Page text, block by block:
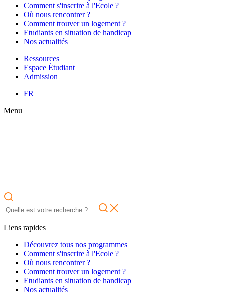
Comment s'inscrire à l'Ecole ?
Où nous rencontrer ?
Comment trouver un logement ?
Etudiants en situation de handicap
Nos actualités
Ressources
Espace Étudiant
Admission
FR
Menu
Liens rapides
Découvrez tous nos programmes
Comment s'inscrire à l'Ecole ?
Où nous rencontrer ?
Comment trouver un logement ?
Etudiants en situation de handicap
Nos actualités